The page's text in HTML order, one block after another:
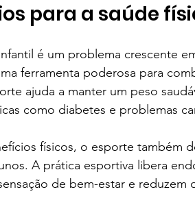
para a saúde
é um problema crescente
ferramenta poderosa para
ajuda a manter um peso
como diabetes e problemas
físicos, o esporte também
A prática esportiva libera
de bem-estar e reduzem